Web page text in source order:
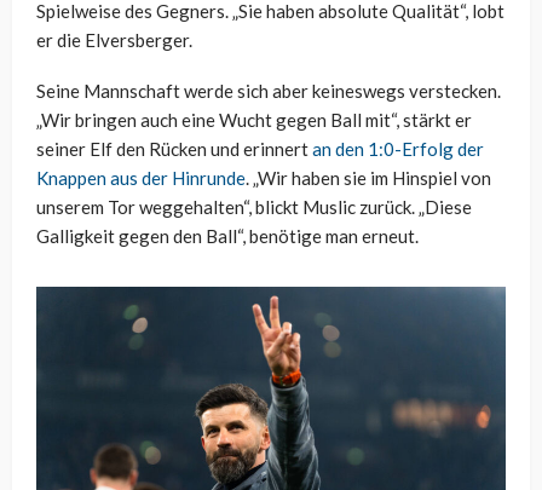
Spielweise des Gegners. „Sie haben absolute Qualität“, lobt
er die Elversberger.
Seine Mannschaft werde sich aber keineswegs verstecken.
„Wir bringen auch eine Wucht gegen Ball mit“, stärkt er
seiner Elf den Rücken und erinnertan den 1:0-Erfolg der
Knappen aus der Hinrunde. „Wir haben sie im Hinspiel von
unserem Tor weggehalten“, blickt Muslic zurück. „Diese
Galligkeit gegen den Ball“, benötige man erneut.